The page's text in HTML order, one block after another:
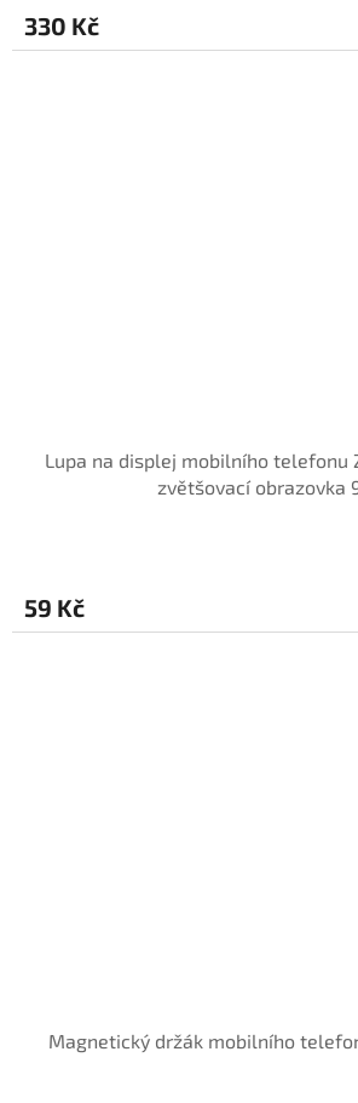
330 Kč
Lupa na displej mobilního telefonu
zvětšovací obrazovka
59 Kč
Magnetický držák mobilního